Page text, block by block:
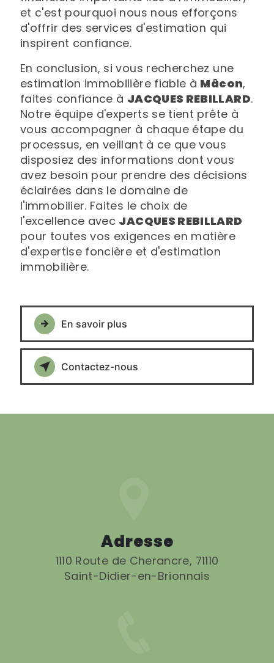
et c'est pourquoi nous nous efforçons
d'offrir des services d'estimation qui
inspirent confiance.
En conclusion, si vous recherchez une
estimation immobilière fiable à Mâcon,
faites confiance à JACQUES REBILLARD.
Notre équipe d'experts se tient prête à
vous accompagner à chaque étape du
processus, en veillant à ce que vous
disposiez des informations dont vous
avez besoin pour prendre des décisions
éclairées dans le domaine de
l'immobilier. Faites le choix de
l'excellence avec JACQUES REBILLARD
pour toutes vos exigences en matière
d'expertise foncière et d'estimation
immobilière.
En savoir plus
Contactez-nous
Adresse
1110 Route de Cherancre, 71110
Saint-Didier-en-Brionnais